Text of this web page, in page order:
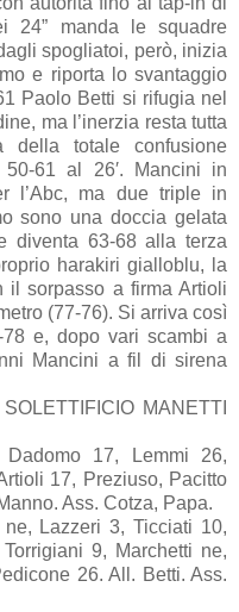
24” manda le squadre
spogliatoi, però, inizia
e riporta lo svantaggio
Paolo Betti si rifugia nel
ma l’inerzia resta tutta
della totale confusione
61 al 26′. Mancini in
l’Abc, ma due triple in
sono una doccia gelata
diventa 63-68 alla terza
harakiri gialloblu, la
il sorpasso a firma Artioli
(77-76). Si arriva così
e, dopo vari scambi a
Mancini a fil di sirena
MANETTI
17, Lemmi 26,
17, Preziuso, Pacitto
Ass. Cotza, Papa.
Lazzeri 3, Ticciati 10,
9, Marchetti ne,
26. All. Betti. Ass.